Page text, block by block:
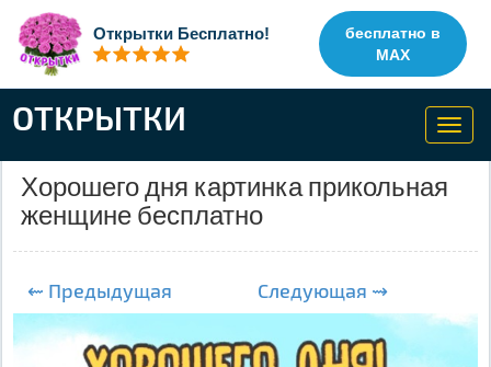
Открытки Бесплатно!
бесплатно в
MAX
ОТКРЫТКИ
Хорошего дня картинка прикольная
женщине бесплатно
⇜ Предыдущая Следующая ⇝